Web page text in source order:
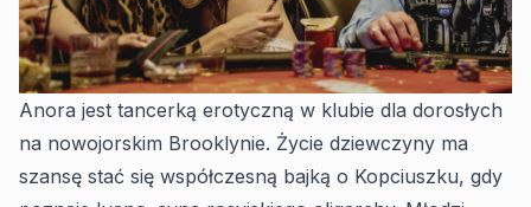
Anora jest tancerką erotyczną w klubie dla dorosłych
na nowojorskim Brooklynie. Życie dziewczyny ma
szansę stać się współczesną bajką o Kopciuszku, gdy